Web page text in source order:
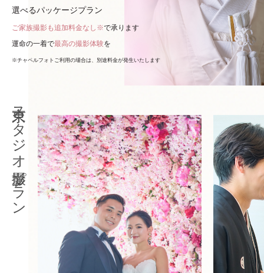
選べるパッケージプラン
ご家族撮影も追加料金なし※で承ります
運命の一着で最高の撮影体験を
※チャペルフォトご利用の場合は、別途料金が発生いたします
東京スタジオ撮影プラン